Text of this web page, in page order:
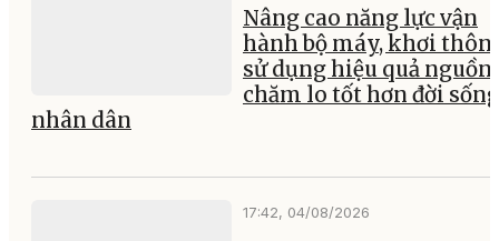
Nâng cao năng lực vận
hành bộ máy, khơi
sử dụng hiệu quả nguồn
chăm lo tốt hơn đời sống
nhân dân
17:42, 04/08/2026